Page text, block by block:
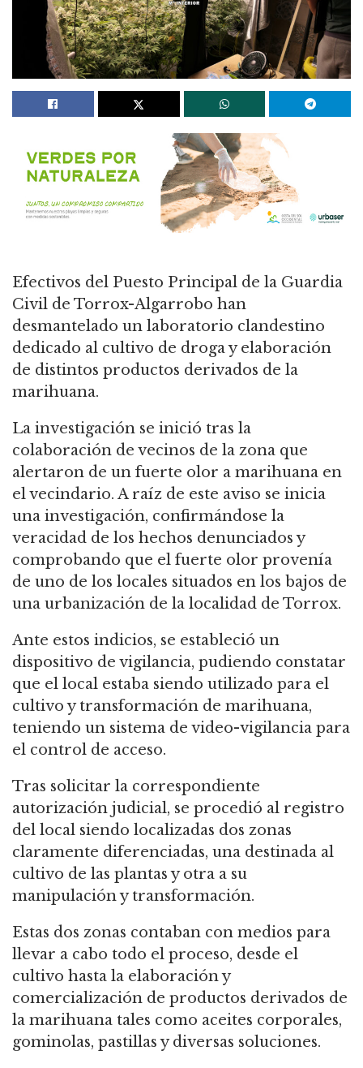
Efectivos del Puesto Principal de la Guardia
Civil de Torrox-Algarrobo han
desmantelado un laboratorio clandestino
dedicado al cultivo de droga y elaboración
de distintos productos derivados de la
marihuana.
La investigación se inició tras la
colaboración de vecinos de la zona que
alertaron de un fuerte olor a marihuana en
el vecindario. A raíz de este aviso se inicia
una investigación, confirmándose la
veracidad de los hechos denunciados y
comprobando que el fuerte olor provenía
de uno de los locales situados en los bajos de
una urbanización de la localidad de Torrox.
Ante estos indicios, se estableció un
dispositivo de vigilancia, pudiendo constatar
que el local estaba siendo utilizado para el
cultivo y transformación de marihuana,
teniendo un sistema de video-vigilancia para
el control de acceso.
Tras solicitar la correspondiente
autorización judicial, se procedió al registro
del local siendo localizadas dos zonas
claramente diferenciadas, una destinada al
cultivo de las plantas y otra a su
manipulación y transformación.
Estas dos zonas contaban con medios para
llevar a cabo todo el proceso, desde el
cultivo hasta la elaboración y
comercialización de productos derivados de
la marihuana tales como aceites corporales,
gominolas, pastillas y diversas soluciones.